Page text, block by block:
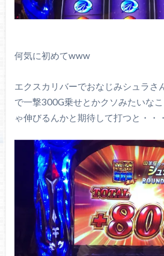
何気に初めてwww
エクスカリバーでおなじみシュラさ
で一撃300G乗せとかクソみたいな
ゃ伸びるんかと期待して打つと・・・